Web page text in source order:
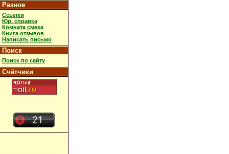
Разное
Ссылки
Юр. справка
Комната смеха
Книга отзывов
Написать письмо
Поиск
Поиск по сайту
Счётчики